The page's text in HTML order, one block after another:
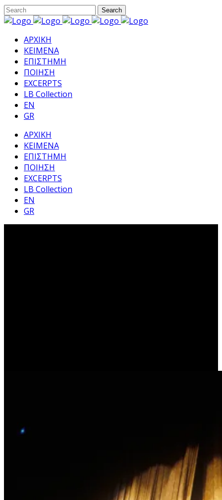
ΑΡΧΙΚΗ
ΚΕΙΜΕΝΑ
ΕΠΙΣΤΗΜΗ
ΠΟΙΗΣΗ
EXCERPTS
LB Collection
EN
GR
ΑΡΧΙΚΗ
ΚΕΙΜΕΝΑ
ΕΠΙΣΤΗΜΗ
ΠΟΙΗΣΗ
EXCERPTS
LB Collection
EN
GR